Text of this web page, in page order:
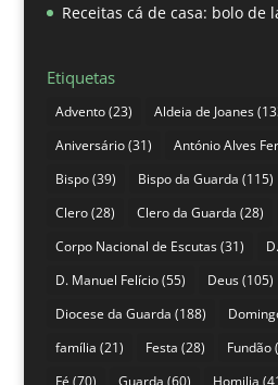
Receitas cá de casa: bolo de
Etiquetas
Advento(23) Aldeia de Joanes
Aniversário(31) António Alves
Bispo(39) Bispo da Guarda (115)
Clero(28) Clero da Guarda (28)
Corpo Nacional de Escutas(31)
D. Manuel Felício(55) Deus(105)
Diocese da Guarda (188)
família (21) Festa (28) Fundão